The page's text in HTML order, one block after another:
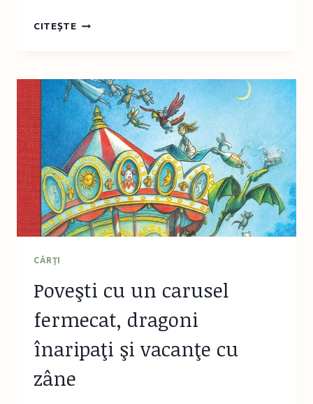
CITEȘTESTĂM
CITIM:
CĂRȚI
NOI
CU
IEPURAȘI
PENTRU
VLAD
CĂRŢI
Poveşti cu un carusel
fermecat, dragoni
înaripaţi şi vacanţe cu
zâne